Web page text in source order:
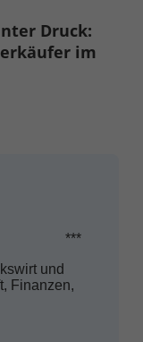
Druck:
im
und
Finanzen,